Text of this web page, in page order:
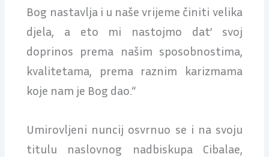
Bog nastavlja i u naše vrijeme činiti velika
djela, a eto mi nastojmo dat’ svoj
doprinos prema našim sposobnostima,
kvalitetama, prema raznim karizmama
koje nam je Bog dao.“
Umirovljeni nuncij osvrnuo se i na svoju
titulu naslovnog nadbiskupa Cibalae,